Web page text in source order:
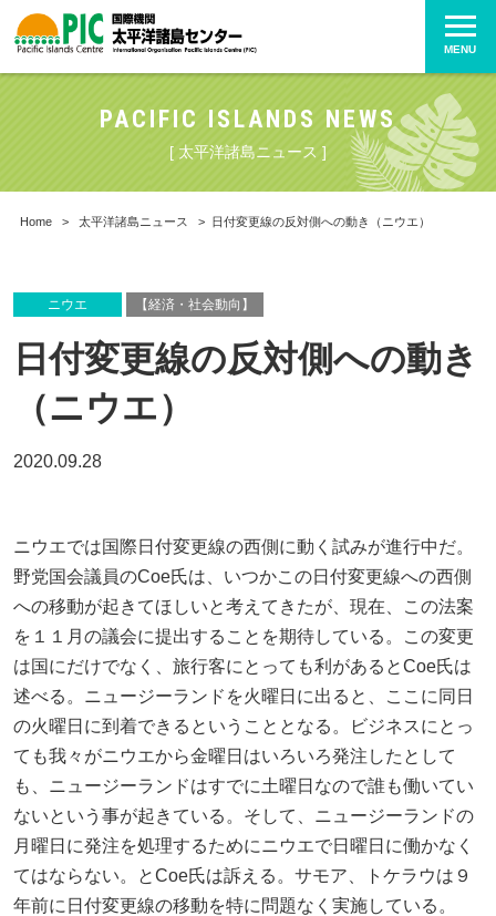
MENU
PACIFIC ISLANDS NEWS
[ 太平洋諸島ニュース ]
Home > 太平洋諸島ニュース > 日付変更線の反対側への動き（ニウエ）
ニウエ 【経済・社会動向】
日付変更線の反対側への動き
（ニウエ）
2020.09.28
ニウエでは国際日付変更線の西側に動く試みが進行中だ。
野党国会議員のCoe氏は、いつかこの日付変更線への西側
への移動が起きてほしいと考えてきたが、現在、この法案
を１１月の議会に提出することを期待している。この変更
は国にだけでなく、旅行客にとっても利があるとCoe氏は
述べる。ニュージーランドを火曜日に出ると、ここに同日
の火曜日に到着できるということとなる。ビジネスにとっ
ても我々がニウエから金曜日はいろいろ発注したとして
も、ニュージーランドはすでに土曜日なので誰も働いてい
ないという事が起きている。そして、ニュージーランドの
月曜日に発注を処理するためにニウエで日曜日に働かなく
てはならない。とCoe氏は訴える。サモア、トケラウは９
年前に日付変更線の移動を特に問題なく実施している。